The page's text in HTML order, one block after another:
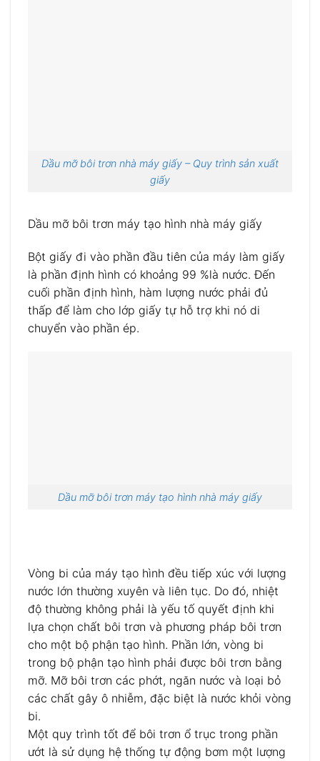
Dầu mỡ bôi trơn nhà máy giấy – Quy trình sản xuất
giấy
Dầu mỡ bôi trơn máy tạo hình nhà máy giấy
Bột giấy đi vào phần đầu tiên của máy làm giấy
là phần định hình có khoảng 99 %là nước. Đến
cuối phần định hình, hàm lượng nước phải đủ
thấp để làm cho lớp giấy tự hỗ trợ khi nó di
chuyển vào phần ép.
Dầu mỡ bôi trơn máy tạo hình nhà máy giấy
Vòng bi của máy tạo hình đều tiếp xúc với lượng
nước lớn thường xuyên và liên tục. Do đó, nhiệt
độ thường không phải là yếu tố quyết định khi
lựa chọn chất bôi trơn và phương pháp bôi trơn
cho một bộ phận tạo hình. Phần lớn, vòng bi
trong bộ phận tạo hình phải được bôi trơn bằng
mỡ. Mỡ bôi trơn các phớt, ngăn nước và loại bỏ
các chất gây ô nhiễm, đặc biệt là nước khỏi vòng
bi.
Một quy trình tốt để bôi trơn ổ trục trong phần
ướt là sử dụng hệ thống tự động bơm một lượng